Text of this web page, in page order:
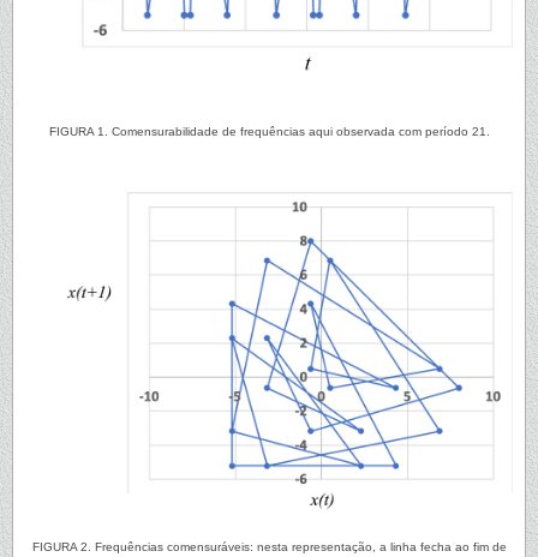
FIGURA 1. Comensurabilidade de frequências aqui observada com período 21.
FIGURA 2. Frequências comensuráveis: nesta representação, a linha fecha ao fim de